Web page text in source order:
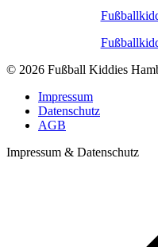
© 2026 Fußball Kiddies
Impressum
Datenschutz
AGB
Impressum & Datenschutz